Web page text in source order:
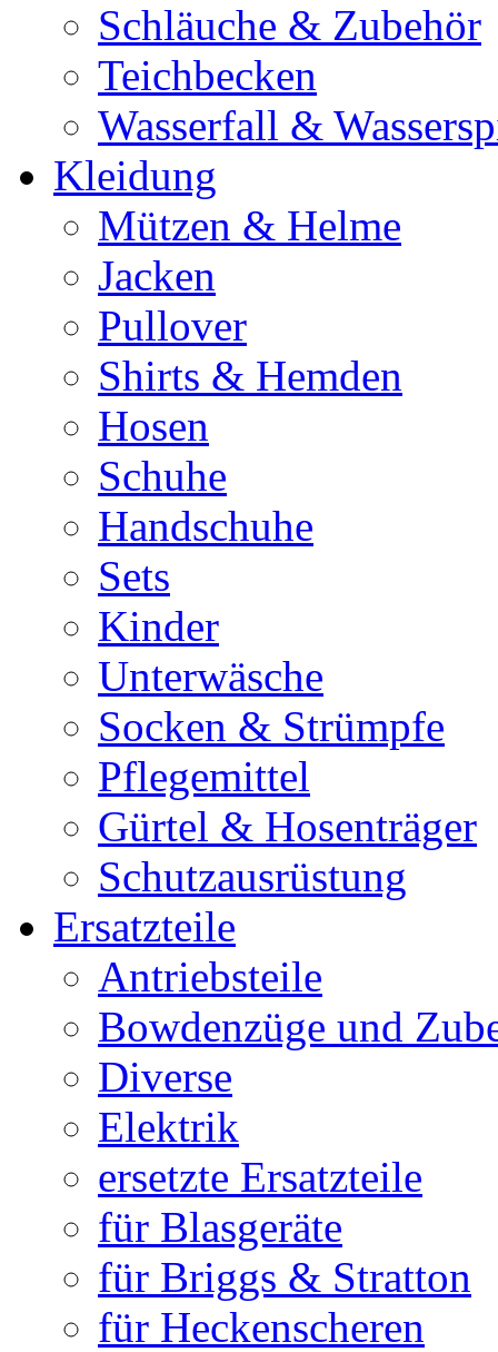
Schläuche & Zubehör
Teichbecken
Wasserfall &
Kleidung
Mützen & Helme
Jacken
Pullover
Shirts & Hemden
Hosen
Schuhe
Handschuhe
Sets
Kinder
Unterwäsche
Socken & Strümpfe
Pflegemittel
Gürtel & Hosenträger
Schutzausrüstung
Ersatzteile
Antriebsteile
Bowdenzüge und
Diverse
Elektrik
ersetzte Ersatzteile
für Blasgeräte
für Briggs & Stratton
für Heckenscheren